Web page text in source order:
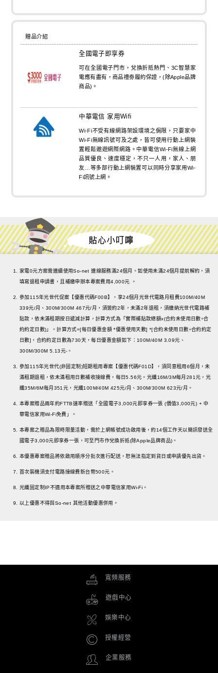
贈品介紹
全國電子即享券
可在全國電子門市，兌換折抵熱門、3C智慧家
電應有盡有，商品禮劵履約保證，(除Apple品牌
商品)。
中華電信 家用Wifi
Wi-Fi不受有線網路架設環境之侷限，只要家中
Wi-Fi無線訊號可及之處，皆可使用行動上網裝
置輕鬆遨遊網際網路。中華電信Wi-Fi無線上網
品質優良、速度穩定，不只一人用，家人、朋
友…等多部行動上網裝置可以同時分享家用Wi-
Fi訊號上網。
家電0元方案需連續使用So-net 連線服務滿24個月。如使用未滿24個月提前解約，須
填寫退租申請書，且補繳申辦本專案費用4,000元 。
參加115年光世代促案【優惠代碼F00B】，享24個月光世代電路月租費100M/40M
339元/月、300M/300M 467元/月，須簽約2年，未滿2年退租，須繳納光世代電路補
貼款，依未滿租期按日遞減計算，計算方式為「實際補貼款總額x(合約未使用日數÷合
約約定日數)」。計算方式=[每日優惠金額 *優惠使用天數] *[合約未使用日數÷合約約定
日數]，合約約定日數為730天，每日優惠金額如下：100M/40M 3.09元、
300M/300M 5.13元-。
參加115年光世代(非固定制)短期租用專案【優惠代碼F01D】，須同意租用6個月，未
滿租期退租，依未滿租用日數補收接線費，每日5.56元。光纖16M/3M每月281元，光
纖35M/6M每月351元，光纖100M/40M 425元/月、300M/300M 623元/月。
本專案贈品兩年約FTTB速率贈送「全國電子3,000元即享券一張 (價值3,000元) + 中
華電信家用Wi-Fi免費」。
本專案之贈品為限時限量活動，需於上網帳號成功啟用後，約14個工作天以簡訊發送全
國電子3,000元即享券一張，可至門市作兌換折抵(除Apple品牌商品)。
本優惠專案贈品將依啟用順序分批次進行配送，恕無法指定到貨日或申請優先出貨。
首次裝機須支付電路接線費新台幣500元。
光纖固定制IP不適用本專案所贈送之中華電信家用Wi-Fi。
以上優惠不得與So-net 其他活動優惠併用。
寬頻服務
遊戲中心
娛樂中心
授權經營
企業服務